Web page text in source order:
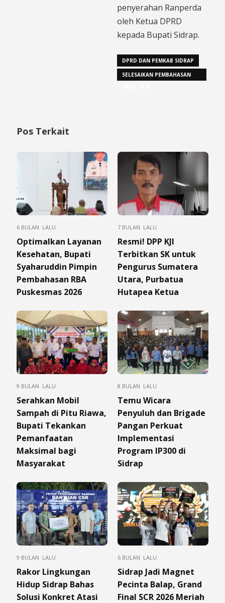
penyerahan Ranperda
oleh Ketua DPRD
kepada Bupati Sidrap.
DPRD DAN PEMKAB SIDRAP
SELESAIKAN PEMBAHASAN
Pos Terkait
6 BULAN LALU
Optimalkan Layanan
Kesehatan, Bupati
Syaharuddin Pimpin
Pembahasan RBA
Puskesmas 2026
7 BULAN LALU
Resmi! DPP KJI
Terbitkan SK untuk
Pengurus Sumatera
Utara, Purbatua
Hutapea Ketua
9 BULAN LALU
Serahkan Mobil
Sampah di Pitu Riawa,
Bupati Tekankan
Pemanfaatan
Maksimal bagi
Masyarakat
8 BULAN LALU
Temu Wicara
Penyuluh dan Brigade
Pangan Perkuat
Implementasi
Program IP300 di
Sidrap
9 BULAN LALU
Rakor Lingkungan
Hidup Sidrap Bahas
Solusi Konkret Atasi
6 BULAN LALU
Sidrap Jadi Magnet
Pecinta Balap, Grand
Final SCR 2026 Meriah